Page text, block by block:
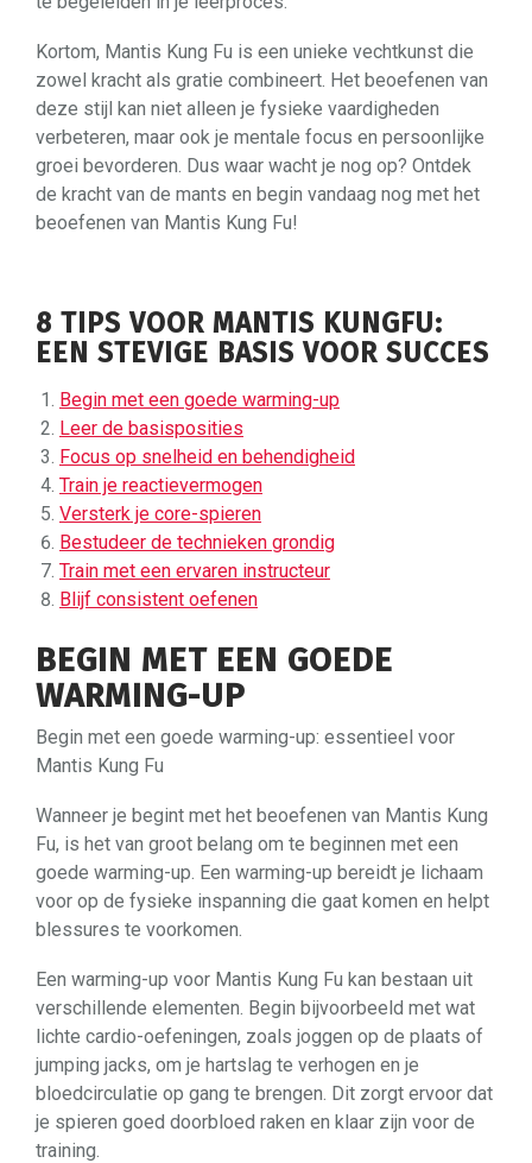
Kortom, Mantis Kung Fu is een unieke vechtkunst die
zowel kracht als gratie combineert. Het beoefenen van
deze stijl kan niet alleen je fysieke vaardigheden
verbeteren, maar ook je mentale focus en persoonlijke
groei bevorderen. Dus waar wacht je nog op? Ontdek
de kracht van de mants en begin vandaag nog met het
beoefenen van Mantis Kung Fu!
8 TIPS VOOR MANTIS KUNGFU:
EEN STEVIGE BASIS VOOR SUCCES
Begin met een goede warming-up
Leer de basisposities
Focus op snelheid en behendigheid
Train je reactievermogen
Versterk je core-spieren
Bestudeer de technieken grondig
Train met een ervaren instructeur
Blijf consistent oefenen
BEGIN MET EEN GOEDE
WARMING-UP
Begin met een goede warming-up: essentieel voor
Mantis Kung Fu
Wanneer je begint met het beoefenen van Mantis Kung
Fu, is het van groot belang om te beginnen met een
goede warming-up. Een warming-up bereidt je lichaam
voor op de fysieke inspanning die gaat komen en helpt
blessures te voorkomen.
Een warming-up voor Mantis Kung Fu kan bestaan uit
verschillende elementen. Begin bijvoorbeeld met wat
lichte cardio-oefeningen, zoals joggen op de plaats of
jumping jacks, om je hartslag te verhogen en je
bloedcirculatie op gang te brengen. Dit zorgt ervoor dat
je spieren goed doorbloed raken en klaar zijn voor de
training.